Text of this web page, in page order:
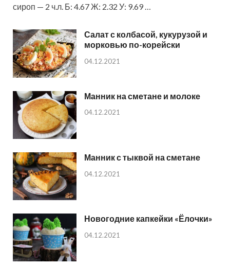
сироп — 2 ч.л. Б: 4.67 Ж: 2.32 У: 9.69 …
Салат с колбасой, кукурузой и
морковью по-корейски
04.12.2021
Манник на сметане и молоке
04.12.2021
Манник с тыквой на сметане
04.12.2021
Новогодние капкейки «Ёлочки»
04.12.2021